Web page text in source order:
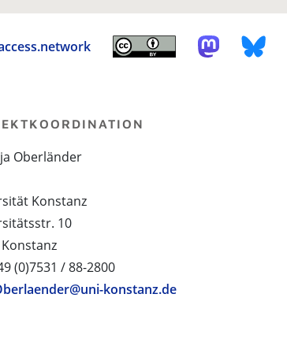
Oberländer
Konstanz
10
(0)7531 / 88-2800
konstanz.de